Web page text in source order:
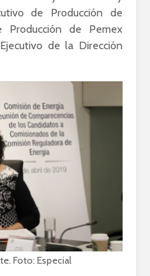
de Producción de
Producción de Pemex
de la Dirección
Foto: Especial